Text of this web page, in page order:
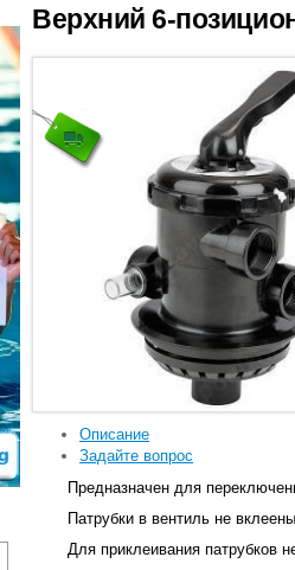
Верхний 6-
Описание
Задайте вопрос
Предназначен для
Патрубки в вентиль не вклеены.
Для приклеивания патрубков